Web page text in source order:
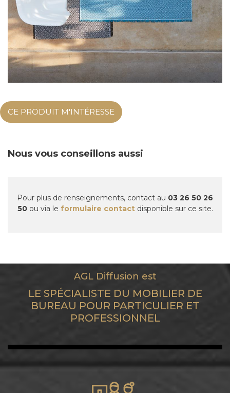
CE PRODUIT M'INTÉRESSE
Nous vous conseillons aussi
Pour plus de renseignements, contact au 03 26 50 26
50ou via le formulaire contactdisponible sur ce site.
AGL Diffusion est
LE SPÉCIALISTE DU MOBILIER DE
BUREAU POUR PARTICULIER ET
PROFESSIONNEL